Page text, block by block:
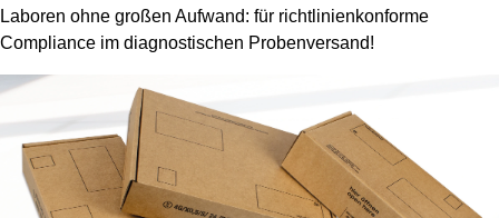
Laboren ohne großen Aufwand: für richtlinienkonforme
Compliance im diagnostischen Probenversand!